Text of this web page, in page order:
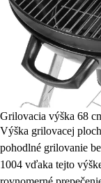
Grilovacia výška 68
Výška grilovacej
pohodlné grilovanie
1004 vďaka tejto